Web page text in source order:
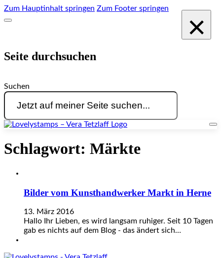
Zum Hauptinhalt springen Zum Footer springen
Seite durchsuchen
Suchen
×
Schlagwort: Märkte
Bilder vom Kunsthandwerker Markt in Herne
13. März 2016
Hallo Ihr Lieben, es wird langsam ruhiger. Seit 10 Tagen
gab es nichts auf dem Blog - das ändert sich…